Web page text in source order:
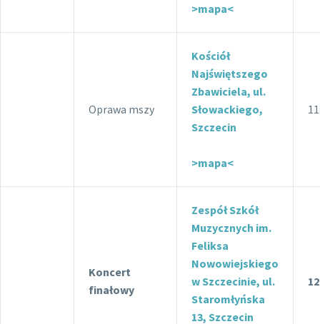
>mapa<
Oprawa mszy
Kościół
Najświętszego
Zbawiciela, ul.
Słowackiego,
Szczecin
>mapa<
Koncert
finałowy
Zespół Szkół
Muzycznych im.
Feliksa
Nowowiejskiego
w Szczecinie, ul.
Staromłyńska
13, Szczecin